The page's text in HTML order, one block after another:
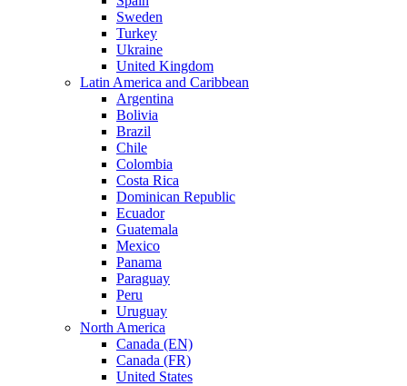
Sweden
Turkey
Ukraine
United Kingdom
Latin America and Caribbean
Argentina
Bolivia
Brazil
Chile
Colombia
Costa Rica
Dominican Republic
Ecuador
Guatemala
Mexico
Panama
Paraguay
Peru
Uruguay
North America
Canada (EN)
Canada (FR)
United States